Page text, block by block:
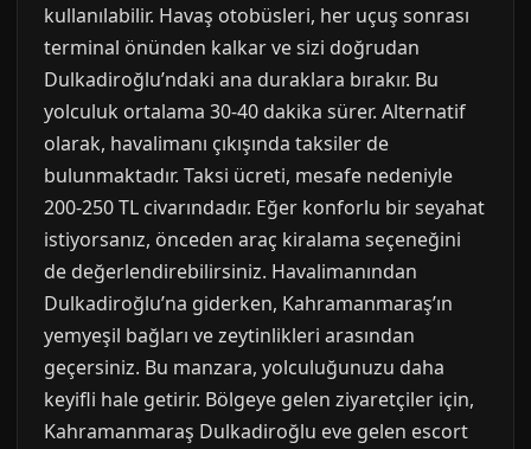
kullanılabilir. Havaş otobüsleri, her uçuş sonrası
terminal önünden kalkar ve sizi doğrudan
Dulkadiroğlu’ndaki ana duraklara bırakır. Bu
yolculuk ortalama 30-40 dakika sürer. Alternatif
olarak, havalimanı çıkışında taksiler de
bulunmaktadır. Taksi ücreti, mesafe nedeniyle
200-250 TL civarındadır. Eğer konforlu bir seyahat
istiyorsanız, önceden araç kiralama seçeneğini
de değerlendirebilirsiniz. Havalimanından
Dulkadiroğlu’na giderken, Kahramanmaraş’ın
yemyeşil bağları ve zeytinlikleri arasından
geçersiniz. Bu manzara, yolculuğunuzu daha
keyifli hale getirir. Bölgeye gelen ziyaretçiler için,
Kahramanmaraş Dulkadiroğlu eve gelen escort